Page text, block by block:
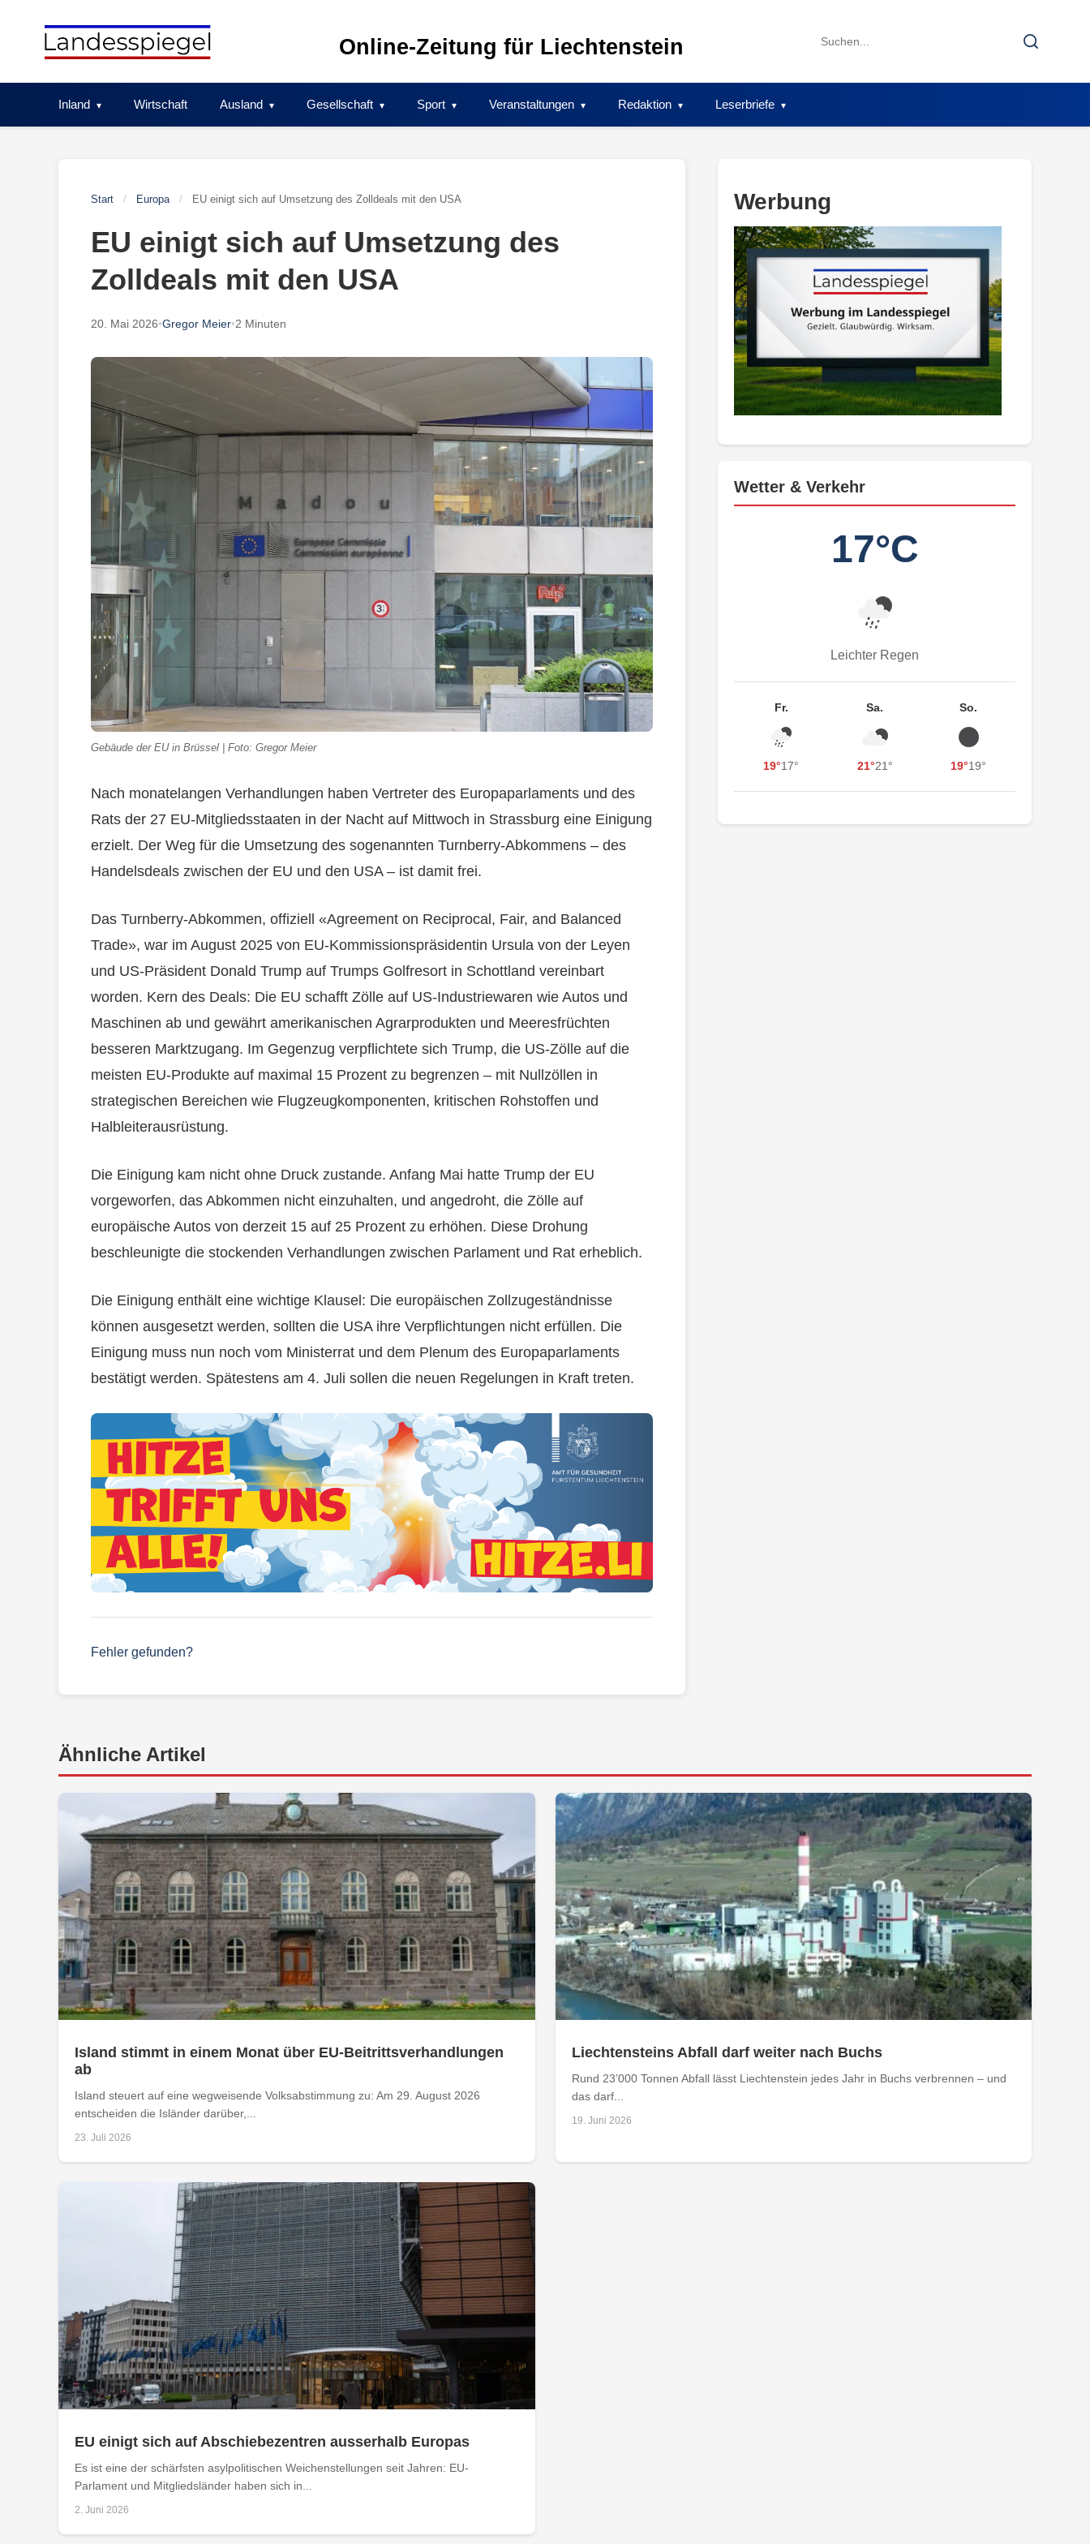
Online-Zeitung für Liechtenstein
Search
Search
Inland Wirtschaft Ausland Gesellschaft Sport Veranstaltungen Redaktion Leserbriefe
Start / Europa / EU einigt sich auf Umsetzung des Zolldeals mit den USA
EU einigt sich auf Umsetzung des
Zolldeals mit den USA
20. Mai 2026•Gregor Meier•2 Minuten
Gebäude der EU in Brüssel | Foto: Gregor Meier
Nach monatelangen Verhandlungen haben Vertreter des Europaparlaments und des
Rats der 27 EU-Mitgliedsstaaten in der Nacht auf Mittwoch in Strassburg eine Einigung
erzielt. Der Weg für die Umsetzung des sogenannten Turnberry-Abkommens – des
Handelsdeals zwischen der EU und den USA – ist damit frei.
Das Turnberry-Abkommen, offiziell «Agreement on Reciprocal, Fair, and Balanced
Trade», war im August 2025 von EU-Kommissionspräsidentin Ursula von der Leyen
und US-Präsident Donald Trump auf Trumps Golfresort in Schottland vereinbart
worden. Kern des Deals: Die EU schafft Zölle auf US-Industriewaren wie Autos und
Maschinen ab und gewährt amerikanischen Agrarprodukten und Meeresfrüchten
besseren Marktzugang. Im Gegenzug verpflichtete sich Trump, die US-Zölle auf die
meisten EU-Produkte auf maximal 15 Prozent zu begrenzen – mit Nullzöllen in
strategischen Bereichen wie Flugzeugkomponenten, kritischen Rohstoffen und
Halbleiterausrüstung.
Die Einigung kam nicht ohne Druck zustande. Anfang Mai hatte Trump der EU
vorgeworfen, das Abkommen nicht einzuhalten, und angedroht, die Zölle auf
europäische Autos von derzeit 15 auf 25 Prozent zu erhöhen. Diese Drohung
beschleunigte die stockenden Verhandlungen zwischen Parlament und Rat erheblich.
Die Einigung enthält eine wichtige Klausel: Die europäischen Zollzugeständnisse
können ausgesetzt werden, sollten die USA ihre Verpflichtungen nicht erfüllen. Die
Einigung muss nun noch vom Ministerrat und dem Plenum des Europaparlaments
bestätigt werden. Spätestens am 4. Juli sollen die neuen Regelungen in Kraft treten.
Fehler gefunden?
Werbung
Wetter & Verkehr
17°C
Leichter Regen
Fr.
19°17°
Sa.
21°21°
So.
19°19°
Ähnliche Artikel
Island stimmt in einem Monat über EU-Beitrittsverhandlungen
ab
Island steuert auf eine wegweisende Volksabstimmung zu: Am 29. August 2026
entscheiden die Isländer darüber,...
23. Juli 2026
Liechtensteins Abfall darf weiter nach Buchs
Rund 23’000 Tonnen Abfall lässt Liechtenstein jedes Jahr in Buchs verbrennen – und
das darf...
19. Juni 2026
EU einigt sich auf Abschiebezentren ausserhalb Europas
Es ist eine der schärfsten asylpolitischen Weichenstellungen seit Jahren: EU-
Parlament und Mitgliedsländer haben sich in...
2. Juni 2026